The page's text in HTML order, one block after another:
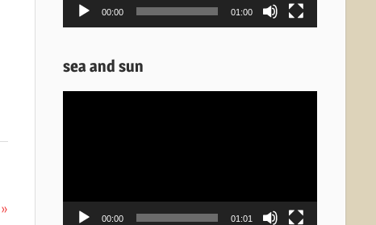
00:00 01:00
sea and sun
00:00 01:01